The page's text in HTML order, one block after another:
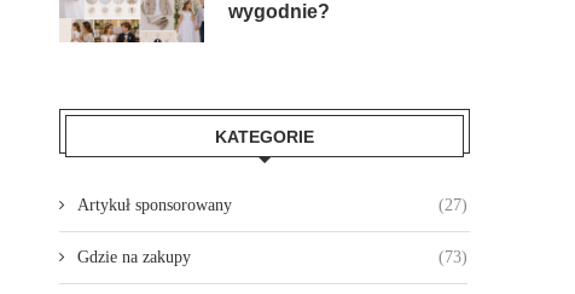
wygodnie?
KATEGORIE
Artykuł sponsorowany (27)
Gdzie na zakupy (73)